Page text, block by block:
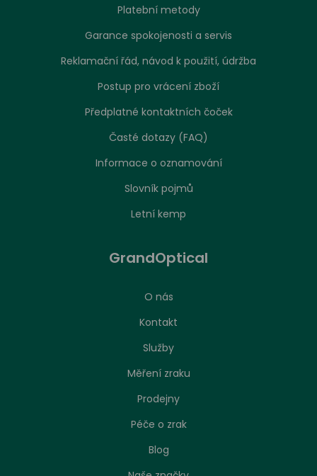
Platební metody
Garance spokojenosti a servis
Reklamační řád, návod k použití, údržba
Postup pro vrácení zboží
Předplatné kontaktních čoček
Časté dotazy (FAQ)
Informace o oznamování
Slovník pojmů
Letní kemp
GrandOptical
O nás
Kontakt
Služby
Měření zraku
Prodejny
Péče o zrak
Blog
Nastavení zpracování cookies